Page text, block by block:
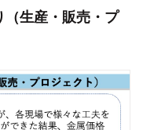
生産・販売・プ